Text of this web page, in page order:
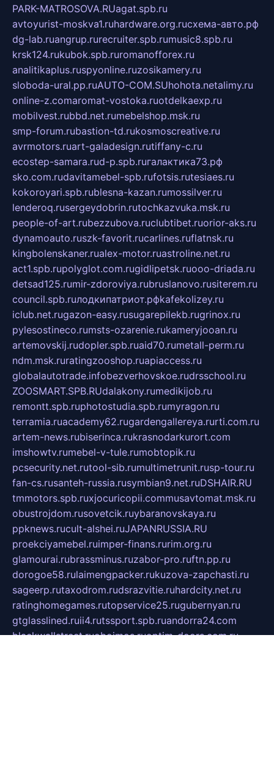
PARK-MATROSOVA.RUagat.spb.ru
avtoyurist-moskva1.ruhardware.org.ruсхема-авто.рф
dg-lab.ruangrup.rurecruiter.spb.rumusic8.spb.ru
krsk124.rukubok.spb.ruromanofforex.ru
analitikaplus.ruspyonline.ruzosikamery.ru
sloboda-ural.pp.ruAUTO-COM.SUhohota.netalimy.ru
online-z.comaromat-vostoka.ruotdelkaexp.ru
mobilvest.rubbd.net.rumebelshop.msk.ru
smp-forum.rubastion-td.rukosmoscreative.ru
avrmotors.ruart-galadesign.rutiffany-c.ru
ecostep-samara.rud-p.spb.ruгалактика73.рф
sko.com.rudavitamebel-spb.rufotsis.rutesiaes.ru
kokoroyari.spb.rublesna-kazan.rumossilver.ru
lenderoq.rusergeydobrin.rutochkazvuka.msk.ru
people-of-art.rubezzubova.ruclubtibet.ruorior-aks.ru
dynamoauto.ruszk-favorit.rucarlines.ruflatnsk.ru
kingbolenskaner.rualex-motor.ruastroline.net.ru
act1.spb.rupolyglot.com.rugidlipetsk.ruooo-driada.ru
detsad125.rumir-zdoroviya.rubruslanovo.rusiterem.ru
council.spb.ruлодкипатриот.рфkafekolizey.ru
iclub.net.rugazon-easy.rusugarepilekb.rugrinox.ru
pylesostineco.rumsts-ozarenie.rukameryjooan.ru
artemovskij.rudopler.spb.ruaid70.rumetall-perm.ru
ndm.msk.ruratingzooshop.ruapiaccess.ru
globalautotrade.infobezverhovskoe.rudrsschool.ru
ZOOSMART.SPB.RUdalakony.rumedikijob.ru
remontt.spb.ruphotostudia.spb.rumyragon.ru
terramia.ruacademy62.rugardengallereya.rurti.com.ru
artem-news.rubiserinca.rukrasnodarkurort.com
imshowtv.rumebel-v-tule.rumobtopik.ru
pcsecurity.net.rutool-sib.rumultimetrunit.rusp-tour.ru
fan-cs.rusanteh-russia.rusymbian9.net.ruDSHAIR.RU
tmmotors.spb.ruxjocuricopii.commusavtomat.msk.ru
obustrojdom.rusovetcik.ruybaranovskaya.ru
ppknews.rucult-alshei.ruJAPANRUSSIA.RU
proekciyamebel.ruimper-finans.rurim.org.ru
glamourai.rubrassminus.ruzabor-pro.ruftn.pp.ru
dorogoe58.rulaimengpacker.rukuzova-zapchasti.ru
sageerp.rutaxodrom.rudsrazvitie.ruhardcity.net.ru
ratinghomegames.rutopservice25.rugubernyan.ru
gtglasslined.ruii4.rutssport.spb.ruandorra24.com
blackwallstreet.ruoboimos.ruoptim-doors.com.ru